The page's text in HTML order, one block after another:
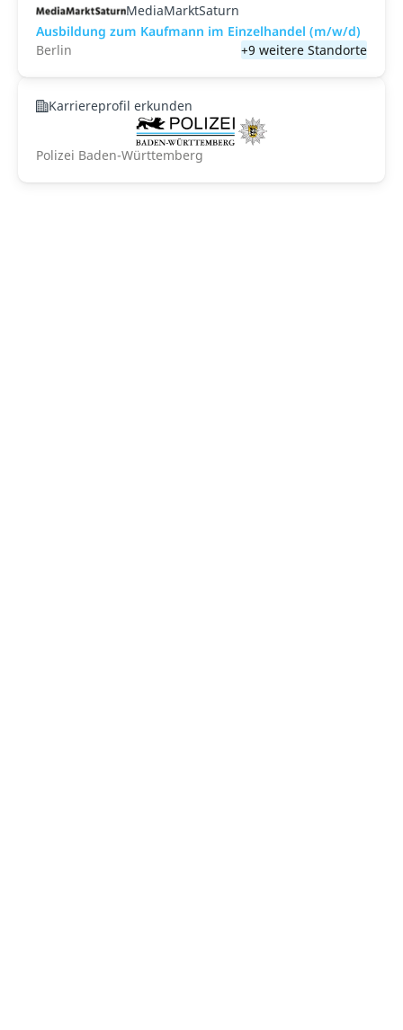
MediaMarktSaturn
Ausbildung zum Kaufmann im Einzelhandel (m/w/d)
Berlin
+9 weitere Standorte
Karriereprofil erkunden
Polizei Baden-Württemberg